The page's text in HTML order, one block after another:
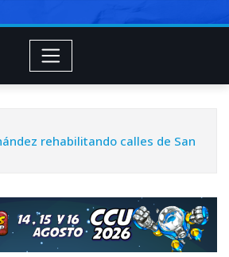
rehabilitando calles de San